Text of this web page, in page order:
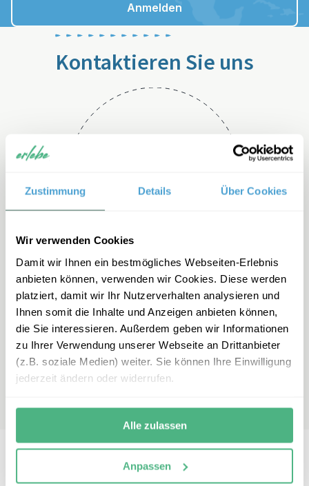
Zustimmung Details Über Cookies
Wir verwenden Cookies
Damit wir Ihnen ein bestmögliches Webseiten-Erlebnis
anbieten können, verwenden wir Cookies. Diese werden
platziert, damit wir Ihr Nutzerverhalten analysieren und
Ihnen somit die Inhalte und Anzeigen anbieten können,
die Sie interessieren. Außerdem geben wir Informationen
zu Ihrer Verwendung unserer Webseite an Drittanbieter
(z.B. soziale Medien) weiter. Sie können Ihre Einwilligung
jederzeit ändern oder widerrufen.
Alle zulassen
Anpassen
Anmelden
Kontaktieren Sie uns
+49 2151 3880 192
E-mail
mexiko-
familienreisen@erlebe.de